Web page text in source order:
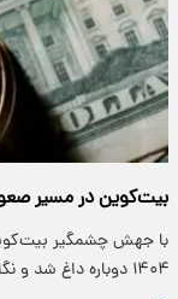
بیت‌کوین در مسیر
۱۴۰۴ دوباره داغ شد و نگاه‌ها را به خود جلب کرد.